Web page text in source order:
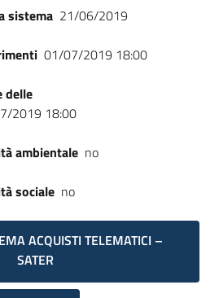
sistema 21/06/2019
01/07/2019 18:00
delle
2019 18:00
ambientale no
sociale no
ACQUISTI TELEMATICI –
SATER